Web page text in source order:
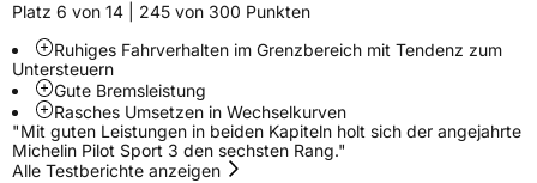
Schlauchtyp
ZustandNeureifen
VerstärktXL
Platz 6 von 14 | 245 von 300 Punkten
Ruhiges Fahrverhalten im Grenzbereich mit Tendenz zum
Untersteuern
Gute Bremsleistung
Rasches Umsetzen in Wechselkurven
"Mit guten Leistungen in beiden Kapiteln holt sich der angejahrte
Michelin Pilot Sport 3 den sechsten Rang."
Alle Testberichte anzeigen